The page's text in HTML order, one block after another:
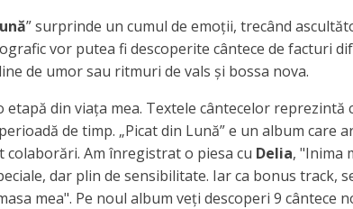
” surprinde un cumul de emoții, trecând
vor putea fi descoperite cântece de facturi
de umor sau ritmuri de vals și bossa nova.
etapă din viața mea. Textele cântecelor reprezintă
de timp. „Picat din Lună” e un album care
colaborări. Am înregistrat o piesa cu Delia, "Inima
dar plin de sensibilitate. Iar ca bonus track,
mea". Pe noul album veți descoperi 9 cântece